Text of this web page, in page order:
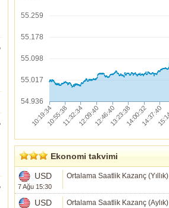
55.259
55.178
55.098
55.017
54.936
Ekonomi takvimi
USD
7 Ağu 15:30
Ortalama Saatlik Kazanç (Yıllık)
USD Ortalama Saatlik Kazanç (Aylık)